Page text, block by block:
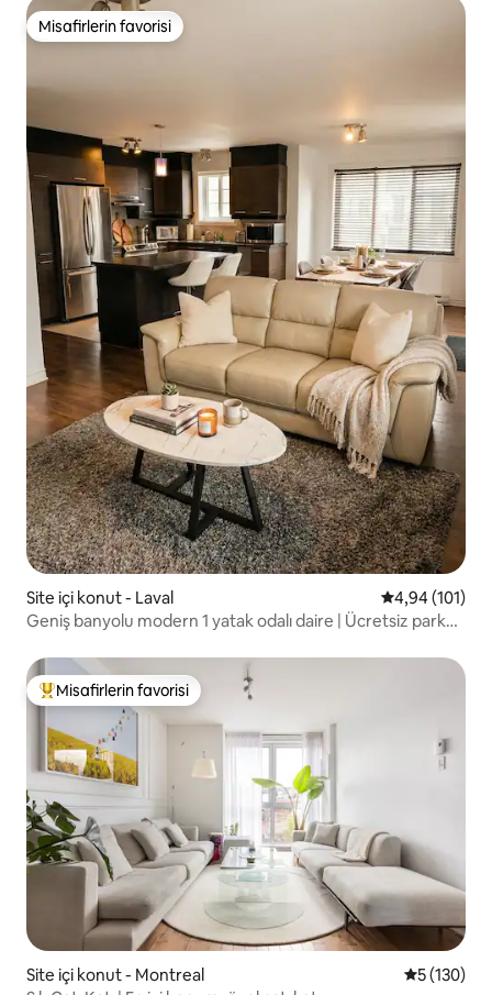
Misafirlerin favorisi
Misafirlerin favorisi
Site içi konut - Laval 5 üzerinden
4,94 (101)
Geniş banyolu modern 1 yatak odalı daire | Ücretsiz park
Misafirlerin favorilerinden en beğenilenler arasında
Misafirlerin favorisi
Site içi konut - Montreal 55 (130)